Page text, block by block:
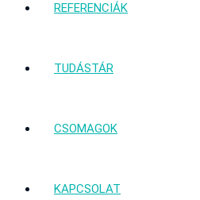
REFERENCIÁK
TUDÁSTÁR
CSOMAGOK
KAPCSOLAT